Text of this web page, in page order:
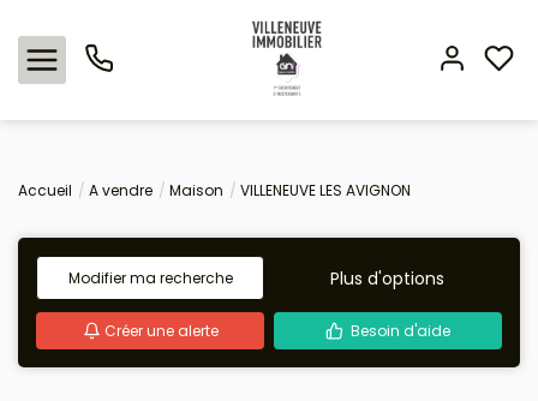
Nos offres
Expertise immobilière
L'agence
Estimation
Accueil A vendre Maison VILLENEUVE LES AVIGNON
Modifier ma recherche Plus d'options
Créer une alerte Besoin d'aide